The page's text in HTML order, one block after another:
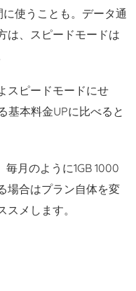
使うことも。データ通
は、スピードモードは
スピードモードにせ
基本料金UPに比べると
月のように1GB 1000
場合はプラン自体を変
メします。